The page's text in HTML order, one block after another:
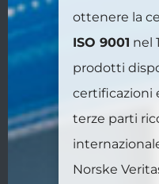
ottenere la
ISO 9001 nel
prodotti
certificazioni
terze parti
Norske